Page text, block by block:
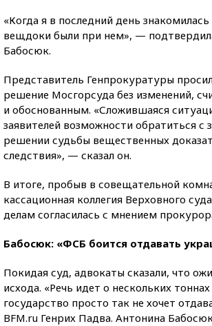
«Когда я в последний день
вещдоки были при нем», —
Бабосюк.
Представитель Генпрокуратуры
решение Мосгорсуда без изменений,
и обоснованным. «Сложившаяся
заявителей возможности обратиться с
решении судьбы вещественных
следствия», — сказал он.
В итоге, пробыв в совещательной
кассационная коллегия Верховного
делам согласилась с мнением
Бабосюк: «ФСБ боится отдавать
Покидая суд, адвокаты сказали, что
исхода. «Речь идет о нескольких
государство просто так не хочет
BFM.ru Генрих Падва. Антонина